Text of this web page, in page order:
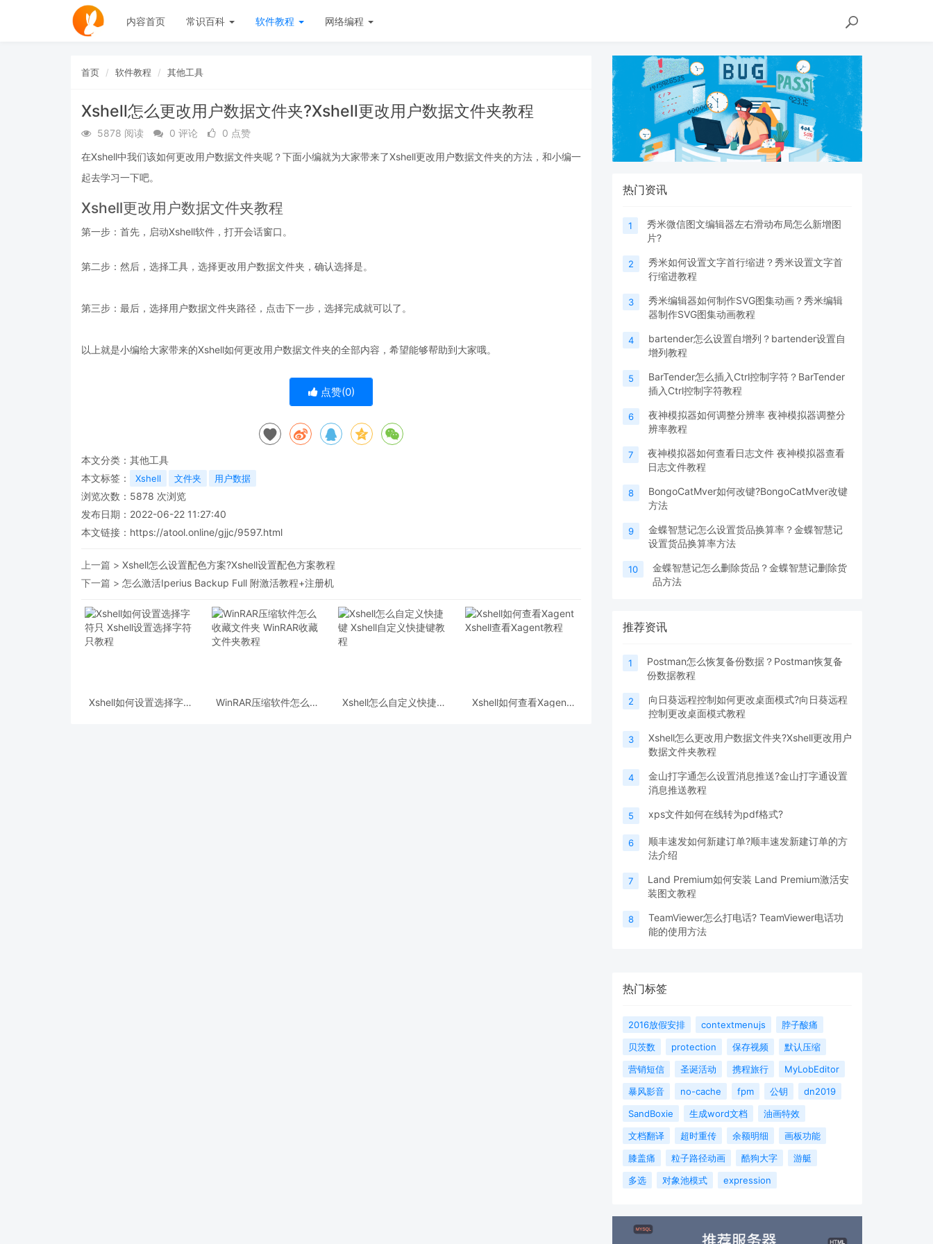
内容首页 常识百科 软件教程 网络编程
首页 软件教程 其他工具
Xshell怎么更改用户数据文件夹?Xshell更改用户数据文件夹教程
5878 阅读 0 评论
0 点赞
在Xshell中我们该如何更改用户数据文件夹呢？下面小编就为大家带来了Xshell更改用户数据文件夹的方法，和小编一
起去学习一下吧。
Xshell更改用户数据文件夹教程
第一步：首先，启动Xshell软件，打开会话窗口。
第二步：然后，选择工具，选择更改用户数据文件夹，确认选择是。
第三步：最后，选择用户数据文件夹路径，点击下一步，选择完成就可以了。
以上就是小编给大家带来的Xshell如何更改用户数据文件夹的全部内容，希望能够帮助到大家哦。
点赞(0)
本文分类： 其他工具
本文标签：
Xshell 文件夹 用户数据
浏览次数： 5878 次浏览
发布日期：2022-06-22 11:27:40
本文链接： https://atool.online/gjjc/9597.html
上一篇 > Xshell怎么设置配色方案?Xshell设置配色方案教程
下一篇 > 怎么激活Iperius Backup Full 附激活教程+注册机
Xshell如何设置选择字符
WinRAR压缩软件怎么收
Xshell怎么自定义快捷键
Xshell如何查看Xagent
热门资讯
1
秀米微信图文编辑器左右滑动布局怎么新增图
片?
2
秀米如何设置文字首行缩进？秀米设置文字首
行缩进教程
3
秀米编辑器如何制作SVG图集动画？秀米编辑
器制作SVG图集动画教程
4
bartender怎么设置自增列？bartender设置自
增列教程
5
BarTender怎么插入Ctrl控制字符？BarTender
插入Ctrl控制字符教程
6
夜神模拟器如何调整分辨率 夜神模拟器调整分
辨率教程
7
夜神模拟器如何查看日志文件 夜神模拟器查看
日志文件教程
8
BongoCatMver如何改键?BongoCatMver改键
方法
9
金蝶智慧记怎么设置货品换算率？金蝶智慧记
设置货品换算率方法
10
金蝶智慧记怎么删除货品？金蝶智慧记删除货
品方法
推荐资讯
1
Postman怎么恢复备份数据？Postman恢复备
份数据教程
2
向日葵远程控制如何更改桌面模式?向日葵远程
控制更改桌面模式教程
3
Xshell怎么更改用户数据文件夹?Xshell更改用户
数据文件夹教程
4
金山打字通怎么设置消息推送?金山打字通设置
消息推送教程
5 xps文件如何在线转为pdf格式?
6
顺丰速发如何新建订单?顺丰速发新建订单的方
法介绍
7
Land Premium如何安装 Land Premium激活安
装图文教程
8
TeamViewer怎么打电话? TeamViewer电话功
能的使用方法
热门标签
2016放假安排 contextmenujs
脖子酸痛
贝茨数
protection 保存视频
默认压缩
营销短信
圣诞活动 携程旅行
MyLobEditor
暴风影音
no-cache fpm 公钥
dn2019
SandBoxie
生成word文档
油画特效
文档翻译
超时重传 余额明细
画板功能
膝盖痛
粒子路径动画 酷狗大字
游艇
多选
对象池模式 expression